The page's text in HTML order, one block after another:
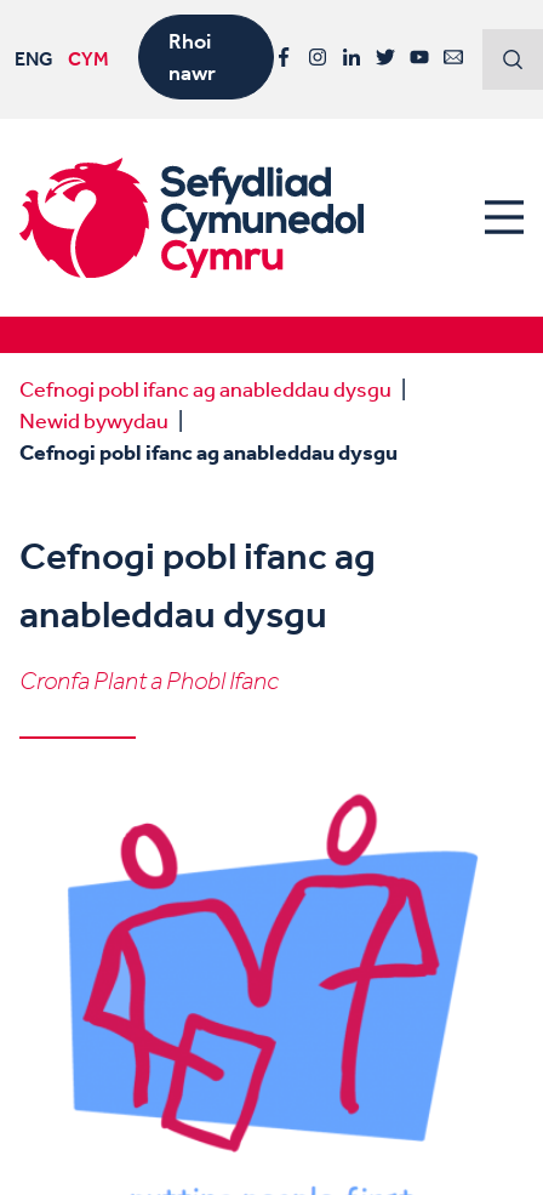
ENG CYM
Rhoi
nawr
Cefnogi pobl ifanc ag anableddau dysgu
Newid bywydau
Cefnogi pobl ifanc ag anableddau dysgu
Cefnogi pobl ifanc ag
anableddau dysgu
Cronfa Plant a Phobl Ifanc